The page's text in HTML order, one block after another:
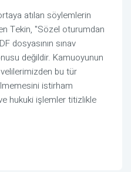
atılan söylemlerin
Tekin, "Sözel oturumdan
dosyasının sınav
değildir. Kamuoyunun
bu tür
istirham
hukuki işlemler titizlikle